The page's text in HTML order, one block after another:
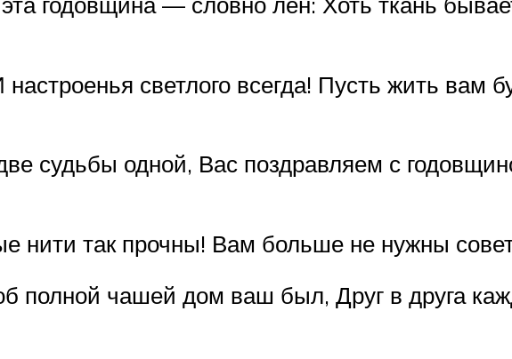
светлого всегда! Пусть жить вам
судьбы одной, Вас поздравляем с
нити так прочны! Вам больше не нужны
полной чашей дом ваш был, Друг в друга